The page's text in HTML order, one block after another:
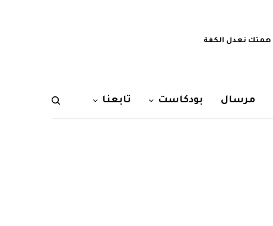
همتك نعدل الكفة
مرسال بودكاست تابعنا